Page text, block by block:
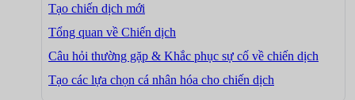
Tạo chiến dịch mới
Tổng quan về Chiến dịch
Câu hỏi thường gặp & Khắc phục sự cố về chiến dịch
Tạo các lựa chọn cá nhân hóa cho chiến dịch